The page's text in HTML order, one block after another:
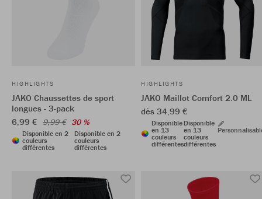
HIGHLIGHTS
JAKO Chaussettes de sport
longues - 3-pack
6,99 € 9,99 € 30 %
Disponible en 2
couleurs
différentes
Disponible en 2
couleurs
différentes
HIGHLIGHTS
JAKO Maillot Comfort 2.0 ML
dès 34,99 €
Disponible
en 13
couleurs
différentes
Disponible
en 13
couleurs
différentes